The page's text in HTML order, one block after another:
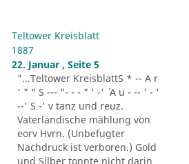
Teltower Kreisblatt
1887
22. Januar , Seite 5
"...Teltower KreisblattS * -- A r
' " " S --- "- - - " ' -' ´ A u - -- ' - '
--' S -' v tanz und reuz.
Vaterländische mählung von
eorv Hvrn. (Unbefugter
Nachdruck ist verboren.) Gold
und Silber tonnte nicht darin